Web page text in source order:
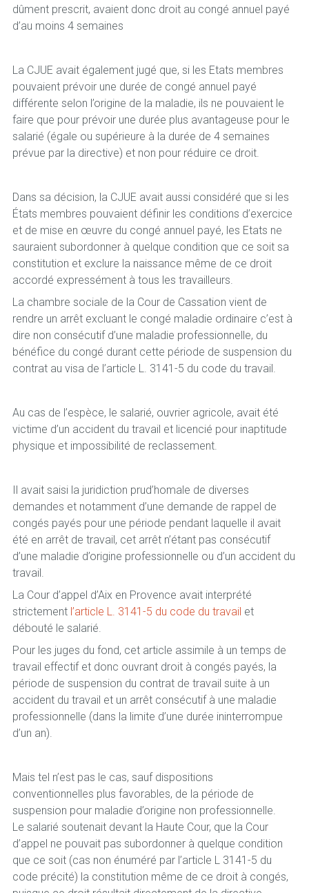
dûment prescrit, avaient donc droit au congé annuel payé
d’au moins 4 semaines
La CJUE avait également jugé que, si les Etats membres
pouvaient prévoir une durée de congé annuel payé
différente selon l’origine de la maladie, ils ne pouvaient le
faire que pour prévoir une durée plus avantageuse pour le
salarié (égale ou supérieure à la durée de 4 semaines
prévue par la directive) et non pour réduire ce droit.
Dans sa décision, la CJUE avait aussi considéré que si les
États membres pouvaient définir les conditions d’exercice
et de mise en œuvre du congé annuel payé, les Etats ne
sauraient subordonner à quelque condition que ce soit sa
constitution et exclure la naissance même de ce droit
accordé expressément à tous les travailleurs.
La chambre sociale de la Cour de Cassation vient de
rendre un arrêt excluant le congé maladie ordinaire c’est à
dire non consécutif d’une maladie professionnelle, du
bénéfice du congé durant cette période de suspension du
contrat au visa de l’article L. 3141-5 du code du travail.
Au cas de l’espèce, le salarié, ouvrier agricole, avait été
victime d’un accident du travail et licencié pour inaptitude
physique et impossibilité de reclassement.
Il avait saisi la juridiction prud’homale de diverses
demandes et notamment d’une demande de rappel de
congés payés pour une période pendant laquelle il avait
été en arrêt de travail, cet arrêt n’étant pas consécutif
d’une maladie d’origine professionnelle ou d’un accident du
travail.
La Cour d’appel d’Aix en Provence avait interprété
strictement l’article L. 3141-5 du code du travail et
débouté le salarié.
Pour les juges du fond, cet article assimile à un temps de
travail effectif et donc ouvrant droit à congés payés, la
période de suspension du contrat de travail suite à un
accident du travail et un arrêt consécutif à une maladie
professionnelle (dans la limite d’une durée ininterrompue
d’un an).
Mais tel n’est pas le cas, sauf dispositions
conventionnelles plus favorables, de la période de
suspension pour maladie d’origine non professionnelle.
Le salarié soutenait devant la Haute Cour, que la Cour
d’appel ne pouvait pas subordonner à quelque condition
que ce soit (cas non énuméré par l’article L 3141-5 du
code précité) la constitution même de ce droit à congés,